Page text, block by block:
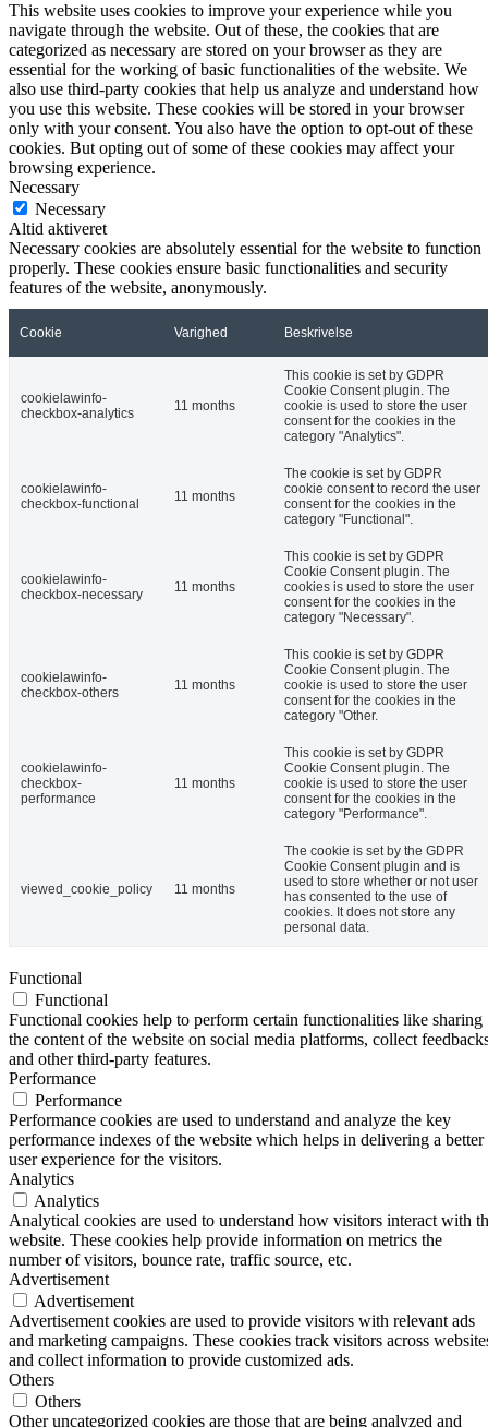
This website uses cookies to improve your experience while you
navigate through the website. Out of these, the cookies that are
categorized as necessary are stored on your browser as they are
essential for the working of basic functionalities of the website. We
also use third-party cookies that help us analyze and understand how
you use this website. These cookies will be stored in your browser
only with your consent. You also have the option to opt-out of these
cookies. But opting out of some of these cookies may affect your
browsing experience.
Necessary
Necessary
Altid aktiveret
Necessary cookies are absolutely essential for the website to function
properly. These cookies ensure basic functionalities and security
features of the website, anonymously.
Cookie Varighed Beskrivelse
cookielawinfo-
checkbox-analytics
11 months
This cookie is set by GDPR
Cookie Consent plugin. The
cookie is used to store the user
consent for the cookies in the
category "Analytics".
cookielawinfo-
checkbox-functional
11 months
The cookie is set by GDPR
cookie consent to record the user
consent for the cookies in the
category "Functional".
cookielawinfo-
checkbox-necessary
11 months
This cookie is set by GDPR
Cookie Consent plugin. The
cookies is used to store the user
consent for the cookies in the
category "Necessary".
cookielawinfo-
checkbox-others
11 months
This cookie is set by GDPR
Cookie Consent plugin. The
cookie is used to store the user
consent for the cookies in the
category "Other.
cookielawinfo-
checkbox-
performance
11 months
This cookie is set by GDPR
Cookie Consent plugin. The
cookie is used to store the user
consent for the cookies in the
category "Performance".
viewed_cookie_policy 11 months
The cookie is set by the GDPR
Cookie Consent plugin and is
used to store whether or not user
has consented to the use of
cookies. It does not store any
personal data.
Functional
Functional
Functional cookies help to perform certain functionalities like sharing
the content of the website on social media platforms, collect
and other third-party features.
Performance
Performance
Performance cookies are used to understand and analyze the key
performance indexes of the website which helps in delivering a better
user experience for the visitors.
Analytics
Analytics
Analytical cookies are used to understand how visitors interact with
website. These cookies help provide information on metrics the
number of visitors, bounce rate, traffic source, etc.
Advertisement
Advertisement
Advertisement cookies are used to provide visitors with relevant ads
and marketing campaigns. These cookies track visitors across
and collect information to provide customized ads.
Others
Others
Other uncategorized cookies are those that are being analyzed and